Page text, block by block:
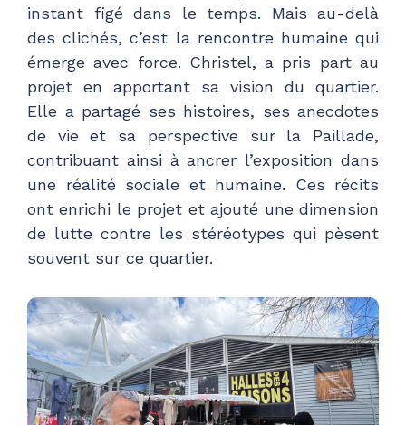
instant figé dans le temps. Mais au-delà
des clichés, c’est la rencontre humaine qui
émerge avec force. Christel, a pris part au
projet en apportant sa vision du quartier.
Elle a partagé ses histoires, ses anecdotes
de vie et sa perspective sur la Paillade,
contribuant ainsi à ancrer l’exposition dans
une réalité sociale et humaine. Ces récits
ont enrichi le projet et ajouté une dimension
de lutte contre les stéréotypes qui pèsent
souvent sur ce quartier.